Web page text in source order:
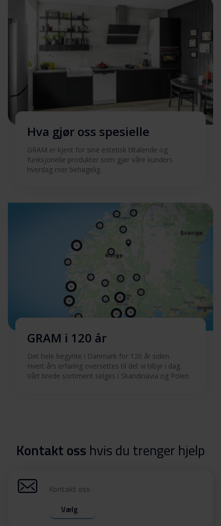
Hva gjør oss spesielle
GRAM er kjent for sine estetisk tiltalende og
funksjonelle produkter som gjør våre kunders
hverdag mer behagelig.
GRAM i 120 år
Det hele begynte i Danmark for 120 år siden.
Hvert års erfaring oversettes til det vi tilbyr i dag.
Vårt brede sortiment selges i Skandinavia og Polen.
Kontakt oss hvis du trenger hjelp
Kontakt oss
Vælg